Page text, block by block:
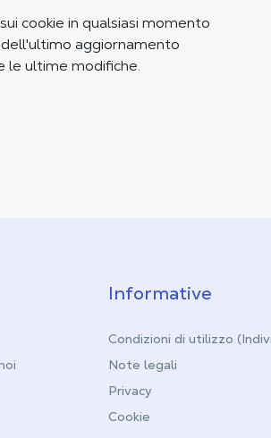
cookie in qualsiasi momento
aggiornamento
le ultime modifiche.
Informative
Condizioni di utilizzo
Note legali
Privacy
Cookie